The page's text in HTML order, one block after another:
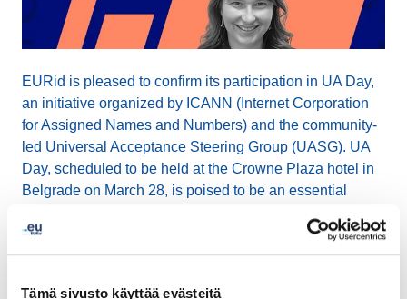
Tämä sivusto käyttää evästeitä
EURid is pleased to confirm its participation in UA Day,
an initiative organized by ICANN (Internet Corporation
for Assigned Names and Numbers) and the community-
led Universal Acceptance Steering Group (UASG). UA
Day, scheduled to be held at the Crowne Plaza hotel in
Belgrade on March 28, is poised to be an essential
awareness, adoption, academic, and technical training
sessions.